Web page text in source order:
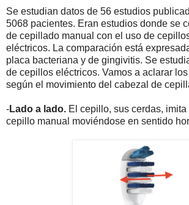
Se estudian datos de 56 estudios
5068 pacientes. Eran estudios donde se
de cepillado manual con el uso de
eléctricos. La comparación está
placa bacteriana y de gingivitis. Se
de cepillos eléctricos. Vamos a aclarar
según el movimiento del cabezal de
-Lado a lado. El cepillo, sus cerdas, imita
cepillo manual moviéndose en sentido